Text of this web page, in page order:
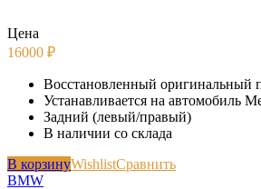
Цена
16000 ₽
Восстановленный оригинальный
Устанавливается на автомобиль
Задний (левый/правый)
В наличии со склада
В корзинуWishlistСравнить
BMW